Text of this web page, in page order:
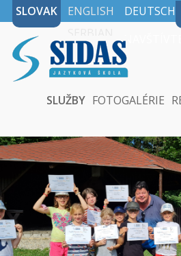
SLOVAK ENGLISH DEUTSCH
FOTOGALÉRIE
SLUŽBY